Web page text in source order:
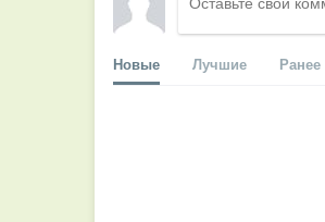
Новые Лучшие Ранее